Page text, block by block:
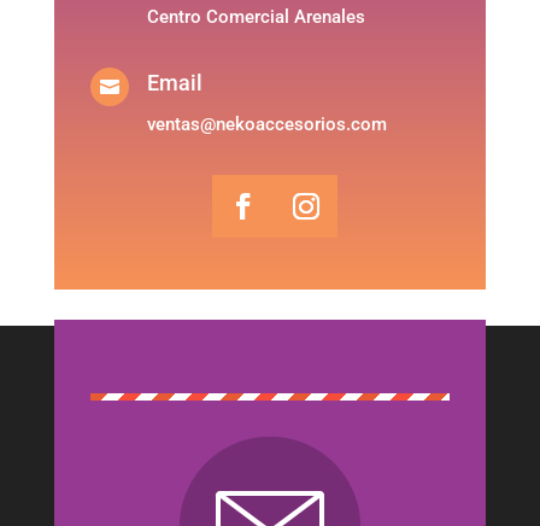
Centro Comercial Arenales
 Email
ventas@nekoaccesorios.com